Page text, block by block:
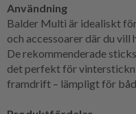
Användning
Balder Multi är idealiskt
och accessoarer där du
De rekommenderade
det perfekt för
framdrift – lämpligt för